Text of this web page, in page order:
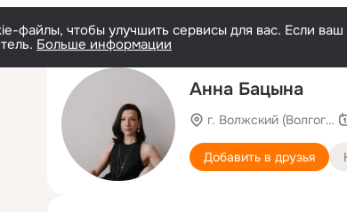
файлы, чтобы улучшить сервисы для вас. Если
Больше информации
Анна Бацына
г. Волжский
Добавить в друзья